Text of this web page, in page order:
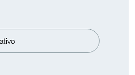
Saber más